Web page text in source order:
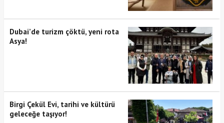
Dubai’de turizm çöktü, yeni rota
Asya!
Birgi Çekül Evi, tarihi ve kültürü
geleceğe taşıyor!